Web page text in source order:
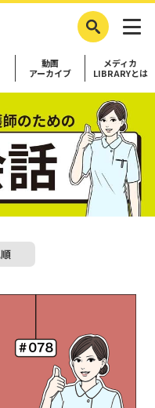
動画
アーカイブ
メディカ
LIBRARYとは